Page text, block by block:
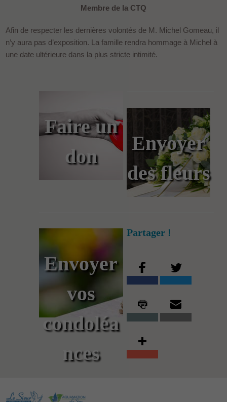
Membre de la CTQ
Afin de respecter les dernières volontés de M. Michel Gomeau, il
n’y aura pas d’exposition. La famille rendra hommage à Michel à
une date ultérieure dans la plus stricte intimité.
Faire un
don
Envoyer
des fleurs
Envoyer
vos
condoléa
nces
Partager !